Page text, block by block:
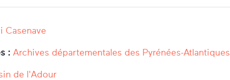
Casenave
: Archives départementales des Pyrénées-Atlantiques
de l'Adour